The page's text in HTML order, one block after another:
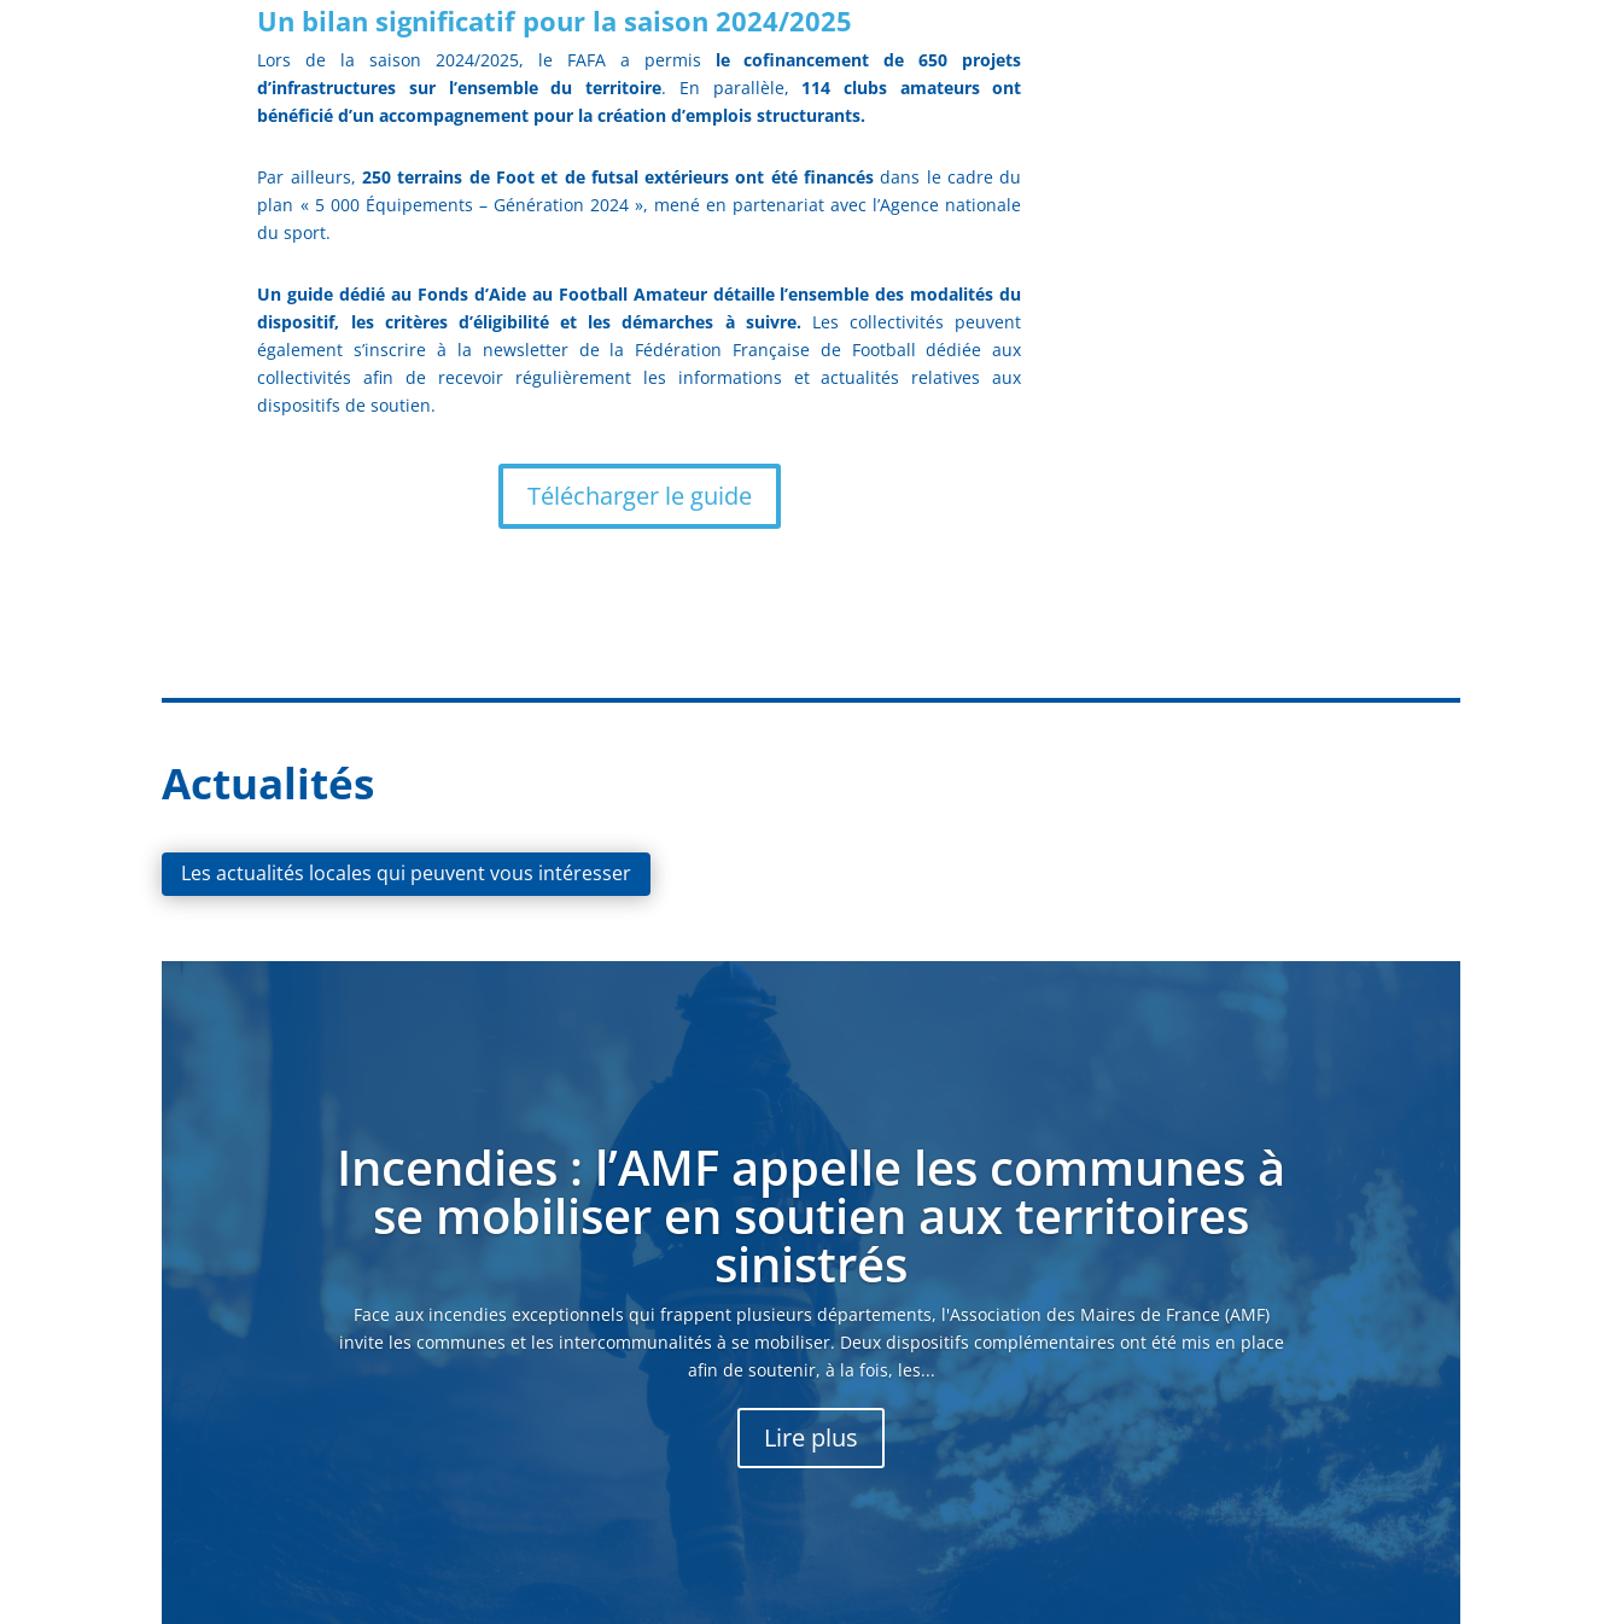
Un bilan significatif pour la saison 2024/2025
Lors de la saison 2024/2025, le FAFA a permis le cofinancement de 650 projets
d’infrastructures sur l’ensemble du territoire. En parallèle, 114 clubs amateurs ont
bénéficié d’un accompagnement pour la création d’emplois structurants.
Par ailleurs,250 terrains de Foot et de futsal extérieurs ont été financés dans le cadre du
plan « 5 000 Équipements – Génération 2024 », mené en partenariat avec l’Agence nationale
du sport.
Un guide dédié au Fonds d’Aide au Football Amateur détaille l’ensemble des modalités du
dispositif, les critères d’éligibilité et les démarches à suivre.Les collectivités peuvent
également s’inscrire à la newsletter de la Fédération Française de Football dédiée aux
collectivités afin de recevoir régulièrement les informations et actualités relatives aux
dispositifs de soutien.
Télécharger le guide
Actualités
Les actualités locales qui peuvent vous intéresser
Incendies : l’AMF appelle les communes à
se mobiliser en soutien aux territoires
sinistrés
Face aux incendies exceptionnels qui frappent plusieurs départements, l'Association des Maires de France (AMF)
invite les communes et les intercommunalités à se mobiliser. Deux dispositifs complémentaires ont été mis en place
afin de soutenir, à la fois, les...
Lire plus